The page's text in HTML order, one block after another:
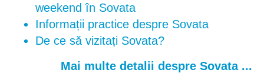
weekend în Sovata
Informații practice despre Sovata
De ce să vizitați Sovata?
Mai multe detalii despre Sovata ...